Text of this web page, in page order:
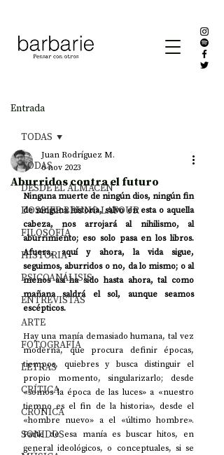
Entrada
TODAS
DESDE EL ALMACÉN
DOSSIER BRUNO LATOUR
FILOSOFÍA
HISTORIA
PSICOANÁLISIS
ENTREVISTAS
ARTE
FOTOGRAFÍA
LETRAS
CRÍTICA
CRÓNICA
SONIDOS
TODAS
Aburridos contra el futuro
Juan Rodríguez M.
6 nov 2023
Ninguna muerte de ningún dios, ningún fin
de ninguna historia, salvo en esta o aquella
cabeza, nos arrojará al nihilismo, al
aburrimiento; eso solo pasa en los libros.
Afuera, aquí y ahora, la vida sigue,
seguimos, aburridos o no, da lo mismo; o al
menos así ha sido hasta ahora, tal como
mañana saldrá el sol, aunque seamos
escépticos.
Hay una manía demasiado humana, tal vez
moderna, que procura definir épocas,
tiempos, quiebres y busca distinguir el
propio momento, singularizarlo; desde
«somos la época de las luces» a «nuestro
tiempo es el fin de la historia», desde el
«hombre nuevo» a el «último hombre».
Parte de esa manía es buscar hitos, en
general ideológicos, o conceptuales, si se